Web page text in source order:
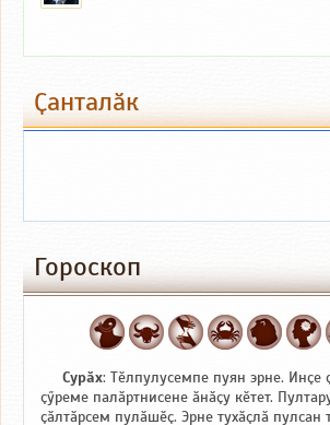
Ҫанталӑк
Гороскоп
Сурӑх: Тӗлпулусемпе пуян эрне. Инҫе
ҫӳреме палӑртнисене ӑнӑҫу кӗтет.
ҫӑлтӑрсем пулӑшӗҫ. Эрне тухӑҫлӑ